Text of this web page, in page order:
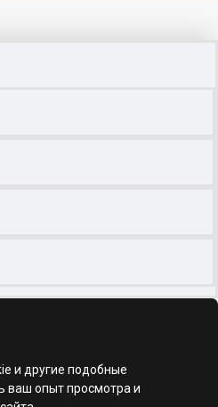
и другие подобные
ваш опыт просмотра и